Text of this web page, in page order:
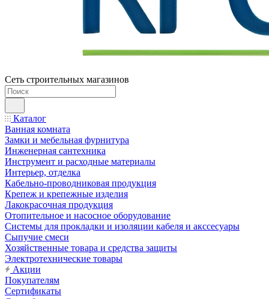
Сеть строительных магазинов
Каталог
Ванная комната
Замки и мебельная фурнитура
Инженерная сантехника
Инструмент и расходные материалы
Интерьер, отделка
Кабельно-проводниковая продукция
Крепеж и крепежные изделия
Лакокрасочная продукция
Отопительное и насосное оборудование
Системы для прокладки и изоляции кабеля и акссесуары
Сыпучие смеси
Хозяйственные товара и средства защиты
Электротехнические товары
Акции
Покупателям
Сертификаты